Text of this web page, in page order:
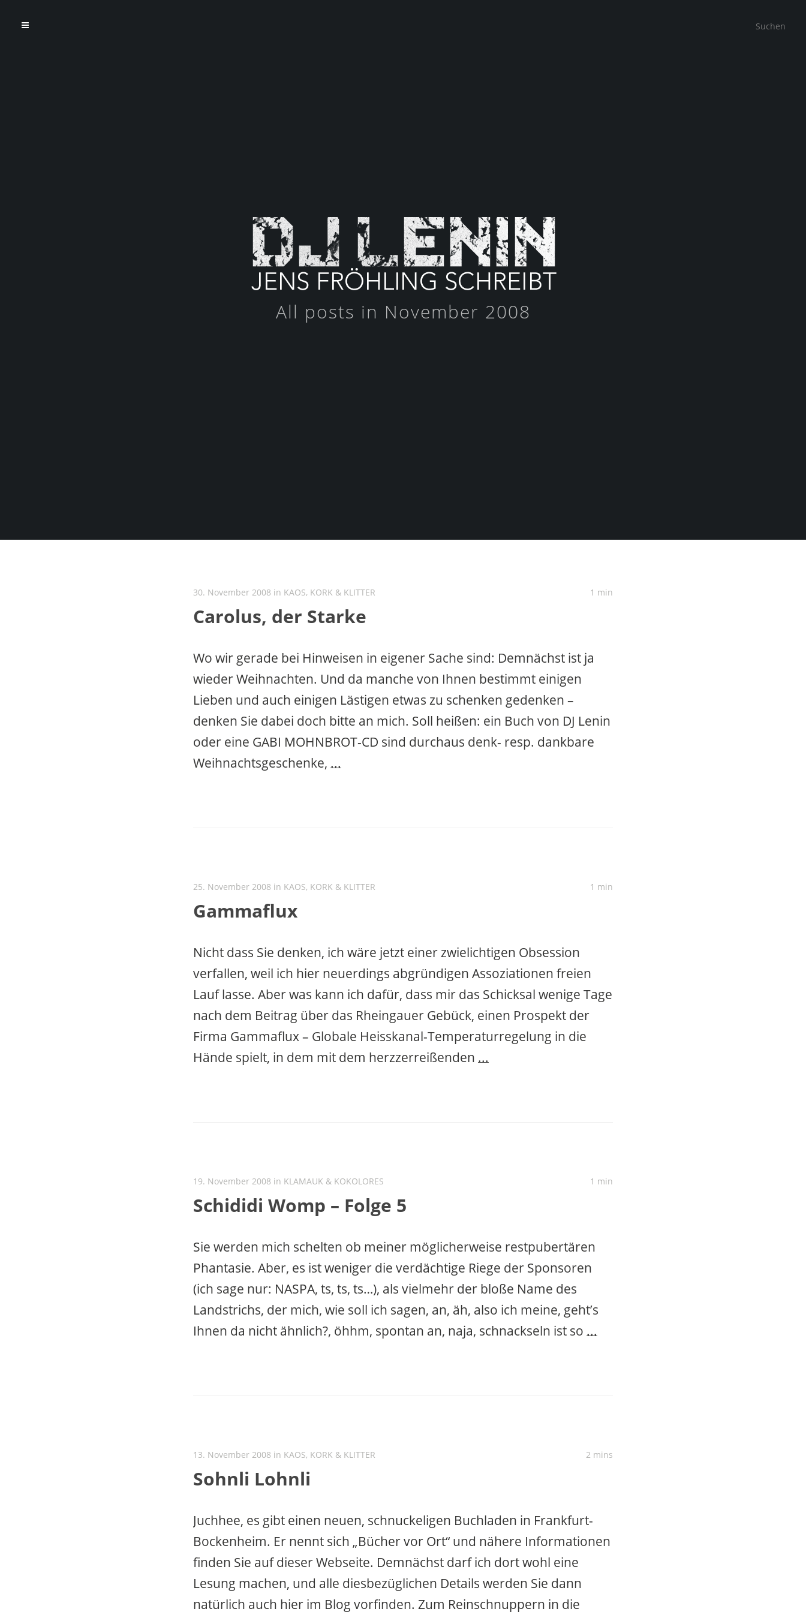
All posts in November 2008
30. November 2008 in KAOS, KORK & KLITTER 1 min
Carolus, der Starke
Wo wir gerade bei Hinweisen in eigener Sache sind: Demnächst ist ja
wieder Weihnachten. Und da manche von Ihnen bestimmt einigen
Lieben und auch einigen Lästigen etwas zu schenken gedenken –
denken Sie dabei doch bitte an mich. Soll heißen: ein Buch von DJ Lenin
oder eine GABI MOHNBROT-CD sind durchaus denk- resp. dankbare
Weihnachtsgeschenke, ...
25. November 2008 in KAOS, KORK & KLITTER 1 min
Gammaflux
Nicht dass Sie denken, ich wäre jetzt einer zwielichtigen Obsession
verfallen, weil ich hier neuerdings abgründigen Assoziationen freien
Lauf lasse. Aber was kann ich dafür, dass mir das Schicksal wenige Tage
nach dem Beitrag über das Rheingauer Gebück, einen Prospekt der
Firma Gammaflux – Globale Heisskanal-Temperaturregelung in die
Hände spielt, in dem mit dem herzzerreißenden ...
19. November 2008 in KLAMAUK & KOKOLORES 1 min
Schididi Womp – Folge 5
Sie werden mich schelten ob meiner möglicherweise restpubertären
Phantasie. Aber, es ist weniger die verdächtige Riege der Sponsoren
(ich sage nur: NASPA, ts, ts, ts…), als vielmehr der bloße Name des
Landstrichs, der mich, wie soll ich sagen, an, äh, also ich meine, geht’s
Ihnen da nicht ähnlich?, öhhm, spontan an, naja, schnackseln ist so ...
13. November 2008 in KAOS, KORK & KLITTER 2 mins
Sohnli Lohnli
Juchhee, es gibt einen neuen, schnuckeligen Buchladen in Frankfurt-
Bockenheim. Er nennt sich „Bücher vor Ort“ und nähere Informationen
finden Sie auf dieser Webseite. Demnächst darf ich dort wohl eine
Lesung machen, und alle diesbezüglichen Details werden Sie dann
natürlich auch hier im Blog vorfinden. Zum Reinschnuppern in die